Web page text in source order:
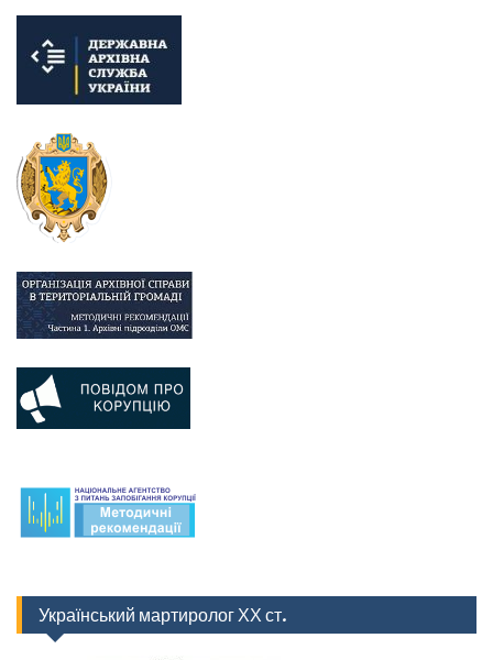
Український мартиролог ХХ ст.